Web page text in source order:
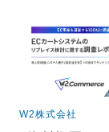
W2株式会社